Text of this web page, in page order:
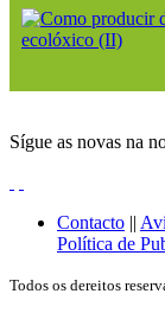
Sígue as novas na
Contacto ||
Política de
Todos os dereitos